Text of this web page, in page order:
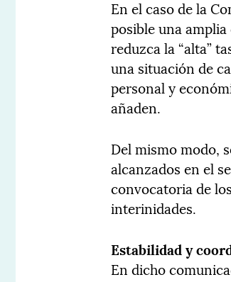
En el caso de la
posible una
reduzca la “alta”
una situación de
personal y
añaden.
Del mismo modo,
alcanzados en el
convocatoria de
interinidades.
Estabilidad y
En dicho